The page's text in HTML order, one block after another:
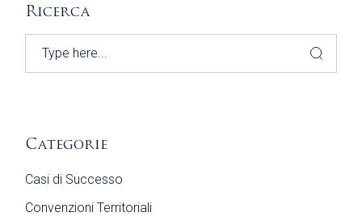
Ricerca
Search
Categorie
Casi di Successo
Convenzioni Territoriali